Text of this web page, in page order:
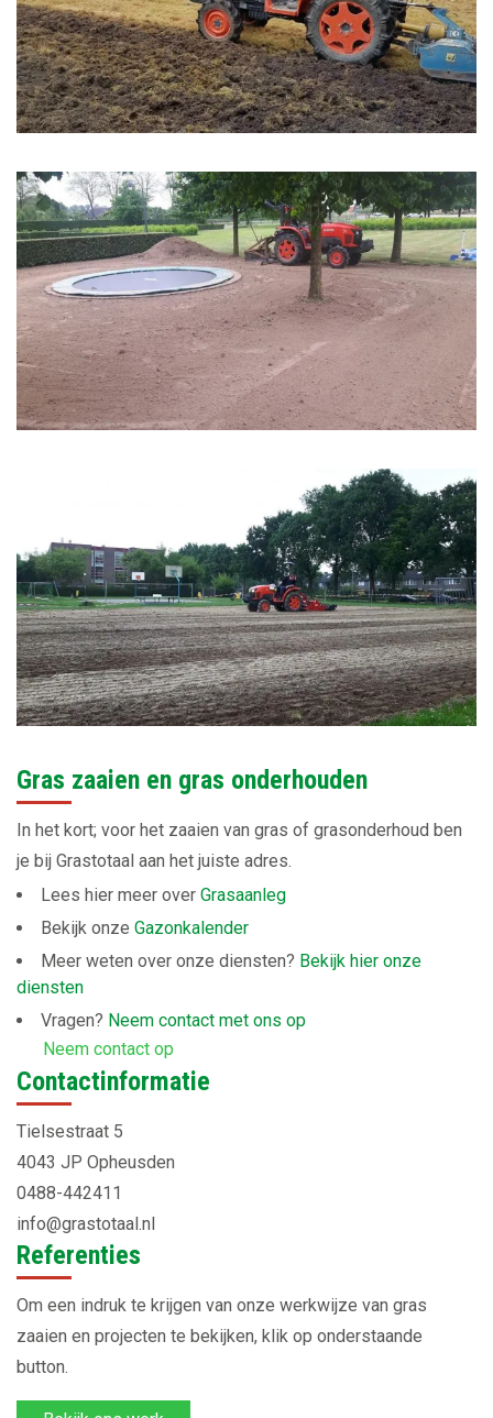
Gras zaaien en gras onderhouden
In het kort; voor het zaaien van gras of grasonderhoud ben
je bij Grastotaal aan het juiste adres.
Lees hier meer over Grasaanleg
Bekijk onze Gazonkalender
Meer weten over onze diensten? Bekijk hier onze
diensten
Vragen? Neem contact met ons op
Neem contact op
Contactinformatie
Tielsestraat 5
4043 JP Opheusden
0488-442411
info@grastotaal.nl
Referenties
Om een indruk te krijgen van onze werkwijze van gras
zaaien en projecten te bekijken, klik op onderstaande
button.